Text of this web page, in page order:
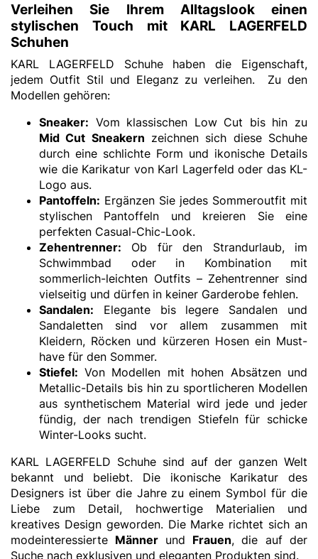
Verleihen Sie Ihrem Alltagslook einen
stylischen Touch mit KARL LAGERFELD
Schuhen
KARL LAGERFELD Schuhe haben die Eigenschaft,
jedem Outfit Stil und Eleganz zu verleihen. Zu den
Modellen gehören:
Sneaker: Vom klassischen Low Cut bis hin zu
Mid Cut Sneakern zeichnen sich diese Schuhe
durch eine schlichte Form und ikonische Details
wie die Karikatur von Karl Lagerfeld oder das KL-
Logo aus.
Pantoffeln: Ergänzen Sie jedes Sommeroutfit mit
stylischen Pantoffeln und kreieren Sie eine
perfekten Casual-Chic-Look.
Zehentrenner: Ob für den Strandurlaub, im
Schwimmbad oder in Kombination mit
sommerlich-leichten Outfits – Zehentrenner sind
vielseitig und dürfen in keiner Garderobe fehlen.
Sandalen: Elegante bis legere Sandalen und
Sandaletten sind vor allem zusammen mit
Kleidern, Röcken und kürzeren Hosen ein Must-
have für den Sommer.
Stiefel: Von Modellen mit hohen Absätzen und
Metallic-Details bis hin zu sportlicheren Modellen
aus synthetischem Material wird jede und jeder
fündig, der nach trendigen Stiefeln für schicke
Winter-Looks sucht.
KARL LAGERFELD Schuhe sind auf der ganzen Welt
bekannt und beliebt. Die ikonische Karikatur des
Designers ist über die Jahre zu einem Symbol für die
Liebe zum Detail, hochwertige Materialien und
kreatives Design geworden. Die Marke richtet sich an
modeinteressierte Männer und Frauen, die auf der
Suche nach exklusiven und eleganten Produkten sind.